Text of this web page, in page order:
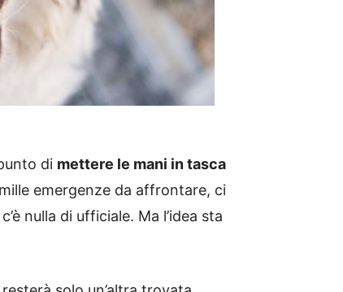
di mettere le mani in tasca
emergenze da affrontare, ci
nulla di ufficiale. Ma l’idea sta